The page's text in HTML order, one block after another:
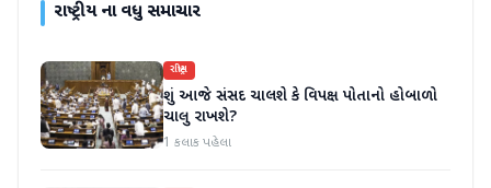
રાષ્ટ્રીયના વધુ સમાચાર
રાષ્ટ્રીય
શું આજે સંસદ ચાલશે કે વિપક્ષ પોતાનો હોબાળો
ચાલુ રાખશે?
1 કલાક પહેલા